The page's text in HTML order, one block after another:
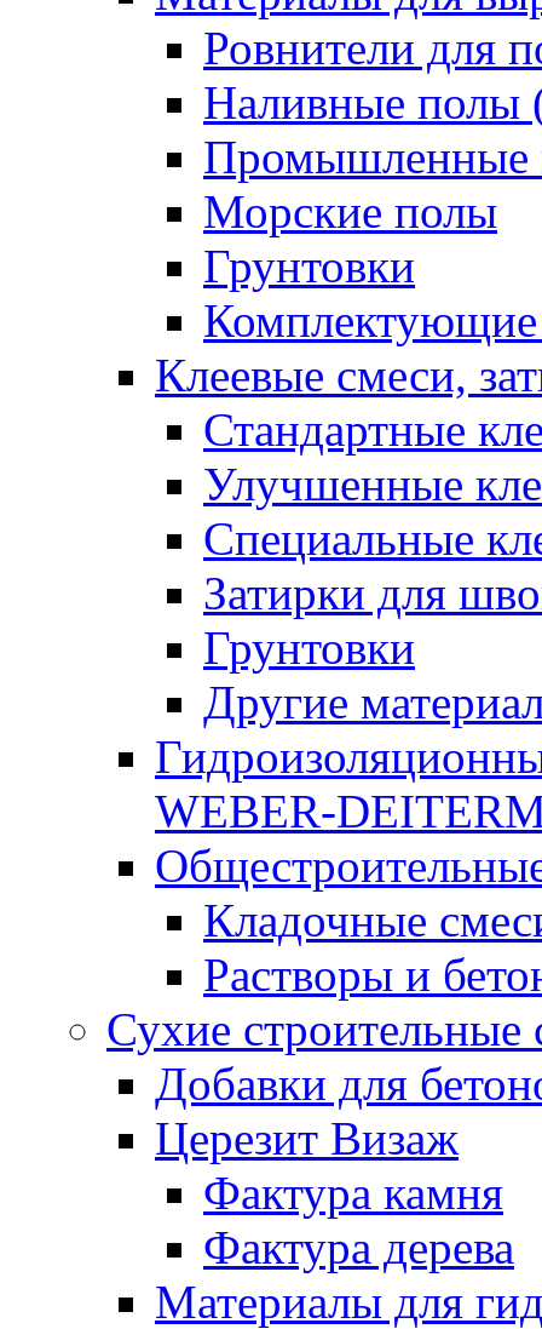
Ровнители для
Наливные полы
Промышленные
Морские полы
Грунтовки
Клеевые смеси,
Стандартные
Улучшенные
Специальные
Затирки для
Грунтовки
Другие
WEBER-
Кладочные
Растворы и
Сухие строительные
Добавки для
Церезит Визаж
Фактура камня
Фактура дерева
Материалы для